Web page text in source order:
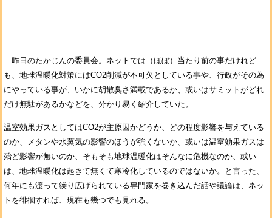
昨日のたかじんの委員会。ネットでは（ほぼ）当たり前の事だけれど
も、地球温暖化対策にはCO2削減が不可欠としている事や、行政がその為
にやっている事が、いかに胡散臭さ満載であるか、或いはサミットがどれ
だけ無駄があるかなどを、分かり易く紹介していた。
温室効果ガスとしてはCO2が主原因かどうか、どの程度影響を与えている
のか、メタンや水蒸気の影響のほうが強くないか、或いは温室効果ガスは
殆ど影響が無いのか、そもそも地球温暖化はそんなに危機なのか、或い
は、地球温暖化は起きて無くて寒冷化しているのではないか。と言った、
何年にも渡って繰り広げられている専門家を巻き込んだ話や議論は、ネッ
トを徘徊すれば、現在も幾つでも見れる。